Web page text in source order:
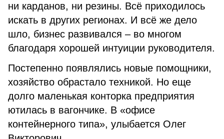
ни карданов, ни резины. Всё приходилось
искать в других регионах. И всё же дело
шло, бизнес развивался – во многом
благодаря хорошей интуиции руководителя.
Постепенно появлялись новые помощники,
хозяйство обрастало техникой. Но еще
долго маленькая конторка предприятия
ютилась в вагончике. В «офисе
контейнерного типа», улыбается Олег